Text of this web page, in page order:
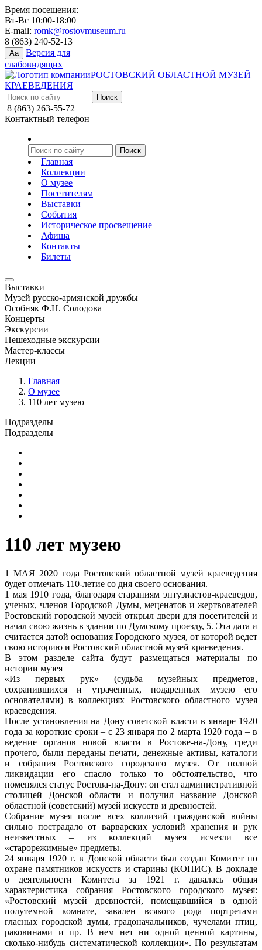
Время посещения:
Вт-Вс 10:00-18:00
E-mail: romk@rostovmuseum.ru
8 (863) 240-52-13
Aa
Версия для
слабовидящих
РОСТОВСКИЙ ОБЛАСТНОЙ МУЗЕЙ
КРАЕВЕДЕНИЯ
8 (863) 263-55-72
Контактный телефон
Главная
Коллекции
О музее
Посетителям
Выставки
События
Историческое просвещение
Афиша
Контакты
Билеты
Выставки
Музей русско-армянской дружбы
Особняк Ф.Н. Солодова
Концерты
Экскурсии
Пешеходные экскурсии
Мастер-классы
Лекции
Главная
О музее
110 лет музею
Подразделы
Подразделы
110 лет музею
1 МАЯ 2020 года Ростовский областной музей краеведения
будет отмечать 110-летие со дня своего основания.
1 мая 1910 года, благодаря стараниям энтузиастов-краеведов,
ученых, членов Городской Думы, меценатов и жертвователей
Ростовский городской музей открыл двери для посетителей и
начал свою жизнь в здании по Думскому проезду, 5. Эта дата и
считается датой основания Городского музея, от которой ведет
свою историю и Ростовский областной музей краеведения.
В этом разделе сайта будут размещаться материалы по
истории музея
«Из первых рук» (судьба музейных предметов,
сохранившихся и утраченных, подаренных музею его
основателями) в коллекциях Ростовского областного музея
краеведения.
После установления на Дону советской власти в январе 1920
года за короткие сроки – с 23 января по 2 марта 1920 года – в
ведение органов новой власти в Ростове-на-Дону, среди
прочего, были переданы печати, денежные активы, каталоги
и собрания Ростовского городского музея. От полной
ликвидации его спасло только то обстоятельство, что
поменялся статус Ростова-на-Дону: он стал административной
столицей Донской области и получил название Донской
областной (советский) музей искусств и древностей.
Собрание музея после всех коллизий гражданской войны
сильно пострадало от варварских условий хранения и рук
неизвестных – из коллекций музея исчезли все
«старорежимные» предметы.
24 января 1920 г. в Донской области был создан Комитет по
охране памятников искусств и старины (КОПИС). В докладе
о деятельности Комитета за 1921 г. давалась общая
характеристика собрания Ростовского городского музея:
«Ростовский музей древностей, помещавшийся в одной
полутемной комнате, завален всякого рода портретами
гласных городской думы, градоначальников, чучелами птиц,
раковинами и пр. В нем нет ни одной ценной картины,
сколько-нибудь систематической коллекции». По результатам